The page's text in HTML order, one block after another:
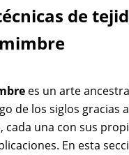
de
es un arte
de los siglos gracias
, cada una con sus
En esta